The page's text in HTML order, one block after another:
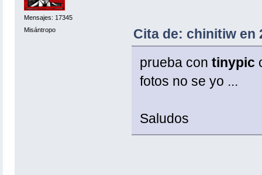
Mensajes: 17345
Misántropo
Cita de: chinitiw en
prueba con tinypic
fotos no se yo ...
Saludos